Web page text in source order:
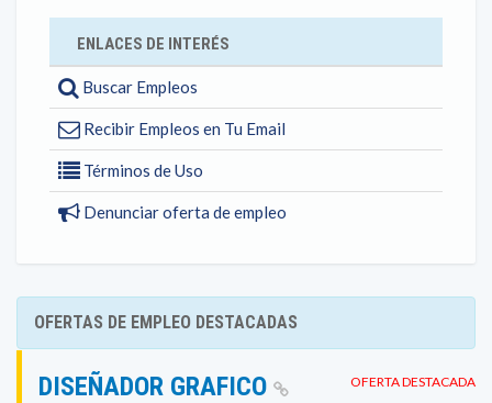
ENLACES DE INTERÉS
Buscar Empleos
Recibir Empleos en Tu Email
Términos de Uso
Denunciar oferta de empleo
OFERTAS DE EMPLEO DESTACADAS
OFERTA DESTACADA
DISEÑADOR GRAFICO